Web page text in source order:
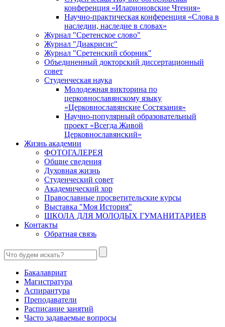
конференция «Иларионовские Чтения»
Научно-практическая конференция «Cлова в
наследии, наследие в словах»
Журнал "Сретенское слово"
Журнал "Диакрисис"
Журнал "Сретенский сборник"
Объединенный докторский диссертационный
совет
Студенческая наука
Молодежная викторина по
церковнославянскому языку
«Церковнославянские Состязания»
Научно-популярный образовательный
проект «Всегда Живой
Церковнославянский»
Жизнь академии
ФОТОГАЛЕРЕЯ
Общие сведения
Духовная жизнь
Студенческий совет
Академический хор
Православные просветительские курсы
Выставка "Моя История"
ШКОЛА ДЛЯ МОЛОДЫХ ГУМАНИТАРИЕВ
Контакты
Обратная связь
Бакалавриат
Магистратура
Аспирантура
Преподаватели
Расписание занятий
Часто задаваемые вопросы